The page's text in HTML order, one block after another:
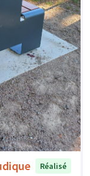
Réalisé